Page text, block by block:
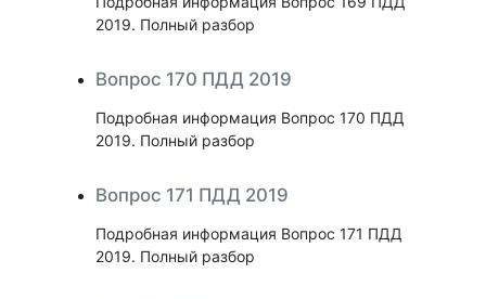
2019. Полный разбор
Вопрос 170 ПДД 2019
Подробная информация Вопрос 170 ПДД
2019. Полный разбор
Вопрос 171 ПДД 2019
Подробная информация Вопрос 171 ПДД
2019. Полный разбор